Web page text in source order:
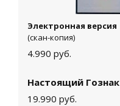
Электронная версия
(скан-копия)
4.990 руб.
Настоящий Гознак
19.990 руб.